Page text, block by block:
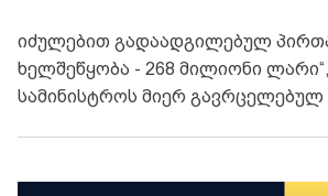
იძულებით გადაადგილებულ
ხელშეწყობა - 268 მილიონი
სამინისტროს მიერ გავრცელებულ